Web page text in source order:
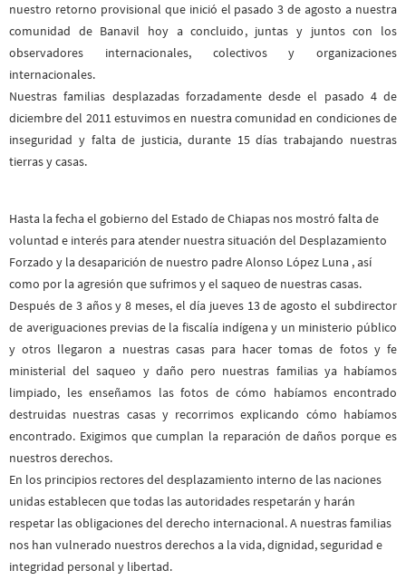
nuestro retorno provisional que inició el pasado 3 de agosto a nuestra
comunidad de Banavil hoy a concluido, juntas y juntos con los
observadores internacionales, colectivos y organizaciones
internacionales.
Nuestras familias desplazadas forzadamente desde el pasado 4 de
diciembre del 2011 estuvimos en nuestra comunidad en condiciones de
inseguridad y falta de justicia, durante 15 días trabajando nuestras
tierras y casas.
Hasta la fecha el gobierno del Estado de Chiapas nos mostró falta de
voluntad e interés para atender nuestra situación del Desplazamiento
Forzado y la desaparición de nuestro padre Alonso López Luna , así
como por la agresión que sufrimos y el saqueo de nuestras casas.
Después de 3 años y 8 meses, el día jueves 13 de agosto el subdirector
de averiguaciones previas de la fiscalía indígena y un ministerio público
y otros llegaron a nuestras casas para hacer tomas de fotos y fe
ministerial del saqueo y daño pero nuestras familias ya habíamos
limpiado, les enseñamos las fotos de cómo habíamos encontrado
destruidas nuestras casas y recorrimos explicando cómo habíamos
encontrado. Exigimos que cumplan la reparación de daños porque es
nuestros derechos.
En los principios rectores del desplazamiento interno de las naciones
unidas establecen que todas las autoridades respetarán y harán
respetar las obligaciones del derecho internacional. A nuestras familias
nos han vulnerado nuestros derechos a la vida, dignidad, seguridad e
integridad personal y libertad.